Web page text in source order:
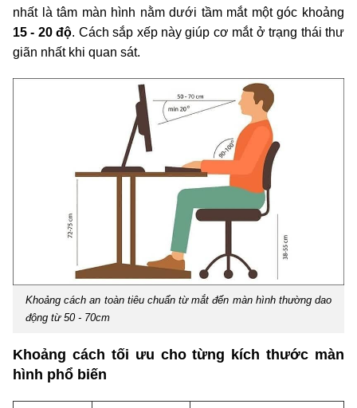
nhất là tâm màn hình nằm dưới tầm mắt một góc khoảng
15 - 20 độ. Cách sắp xếp này giúp cơ mắt ở trạng thái thư
giãn nhất khi quan sát.
Khoảng cách an toàn tiêu chuẩn từ mắt đến màn hình thường dao
động từ 50 - 70cm
Khoảng cách tối ưu cho từng kích thước màn
hình phổ biến